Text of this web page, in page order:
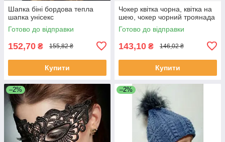
Шапка біні бордова тепла
шапка унісекс
Готово до відправки
152,70 ₴ 155,82 ₴
Купити
Чокер квітка чорна, квітка на
шею, чокер чорний троянада
Готово до відправки
143,10 ₴ 146,02 ₴
Купити
–2% –2%